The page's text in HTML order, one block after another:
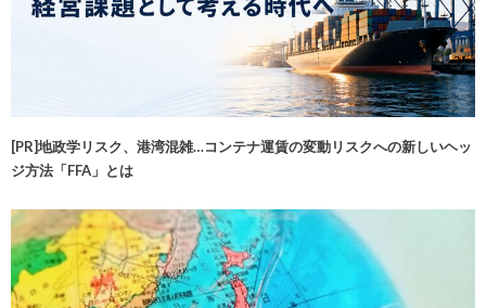
[PR]地政学リスク、港湾混雑…コンテナ運賃の変動リスクへの新しいヘッ
ジ方法「FFA」とは